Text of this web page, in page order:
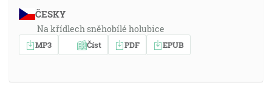
ČESKY
Na křídlech sněhobílé holubice
MP3 Číst PDF EPUB